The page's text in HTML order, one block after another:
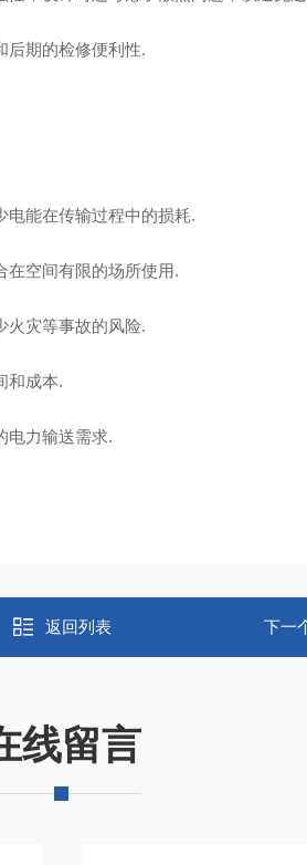
后期的检修便利性‌.
电能在传输过程中的损耗‌.
在空间有限的场所使用‌.
火灾等事故的风险‌.
和成本‌.
电力输送需求‌.
返回列表 下一
线留言